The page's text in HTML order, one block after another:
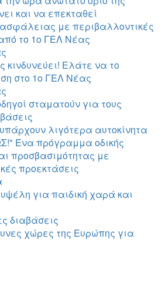
και να επεκταθεί
με περιβαλλοντικές
το 1ο ΓΕΛ Νέας
Ελάτε να το
στο 1ο ΓΕΛ Νέας
σταματούν για τους
λιγότερα αυτοκίνητα
Ένα πρόγραμμα οδικής
προσβασιμότητας με
προεκτάσεις
για παιδική χαρά και
διαβάσεις
χώρες της Ευρώπης για